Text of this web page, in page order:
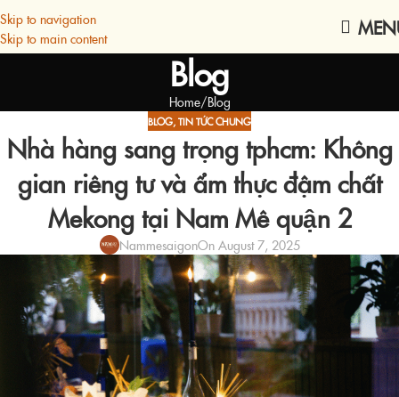
Skip to navigation
Skip to main content
Blog
Home Blog
BLOG,TIN TỨC CHUNG
Nhà hàng sang trọng tphcm: Không
gian riêng tư và ẩm thực đậm chất
Mekong tại Nam Mê quận 2
NammesaigonOn August 7, 2025